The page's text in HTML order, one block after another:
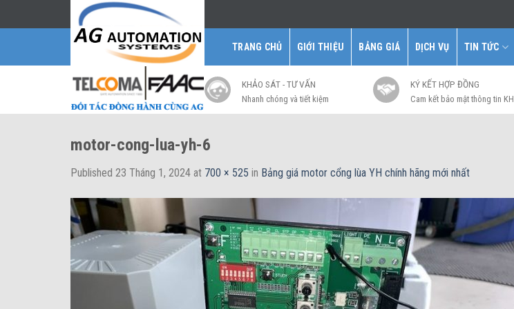
to
TRANG CHỦ GIỚI THIỆU BẢNG GIÁ DỊCH VỤ TIN TỨC
KHẢO SÁT - TƯ VẤN
Nhanh chóng và tiết kiệm
KÝ KẾT HỢP ĐỒNG
Cam kết bảo mật thông tin KH
motor-cong-lua-yh-6
Published 23 Tháng 1, 2024 at 700 × 525 in Bảng giá motor cổng lùa YH chính hãng mới nhất